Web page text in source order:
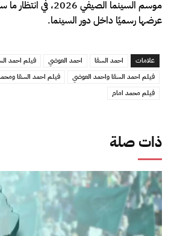
ذات صلة
موسم السينما الصيفي
عرضها رسميًا داخل دور السينما.
علامات احمد السقا احمد العوضي
فيلم احمد
فيلم احمد السقا واحمد العوضي
فيلم احمد السقا
فيلم محمد امام